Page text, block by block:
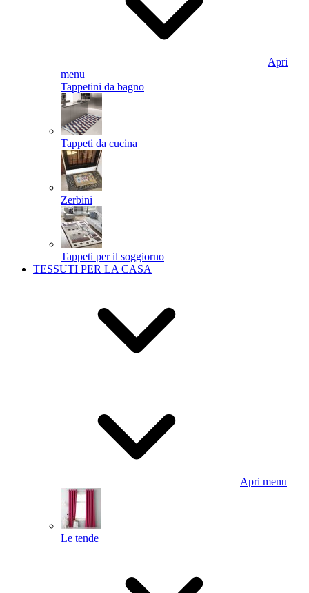
Apri
menu
Tappetini da bagno
Tappeti da cucina
Zerbini
Tappeti per il soggiorno
TESSUTI PER LA CASA
Apri menu
Le tende